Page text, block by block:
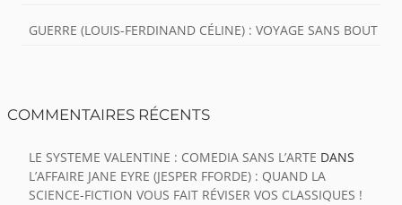
GUERRE (LOUIS-FERDINAND CÉLINE) : VOYAGE SANS BOUT
COMMENTAIRES RÉCENTS
LE SYSTEME VALENTINE : COMEDIA SANS L’ARTE DANS
L’AFFAIRE JANE EYRE (JESPER FFORDE) : QUAND LA
SCIENCE-FICTION VOUS FAIT RÉVISER VOS CLASSIQUES !